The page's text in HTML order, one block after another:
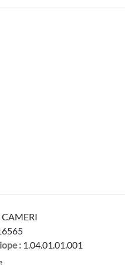
: 1.04.01.01.001